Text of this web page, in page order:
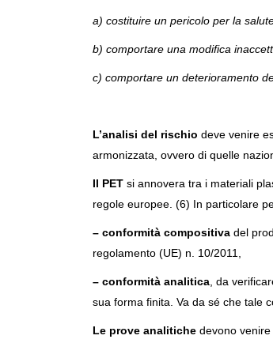
a) costituire un pericolo per la
b) comportare una modifica
c) comportare un deterioramento
L’analisi del rischio deve venire
armonizzata, ovvero di quelle
Il PET si annovera tra i materiali
regole europee. (6) In particolare
– conformità compositiva del
regolamento (UE) n. 10/2011,
– conformità analitica , da
sua forma finita. Va da sé che tale
Le prove analitiche devono venire